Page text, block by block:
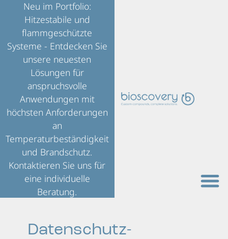
Neu im Portfolio:
Hitzestabile und
flammgeschützte
Systeme - Entdecken Sie
unsere neuesten
Lösungen für
anspruchsvolle
Anwendungen mit
höchsten Anforderungen
an
Temperaturbeständigkeit
und Brandschutz.
Kontaktieren Sie uns für
eine individuelle
Beratung.
Datenschutz­